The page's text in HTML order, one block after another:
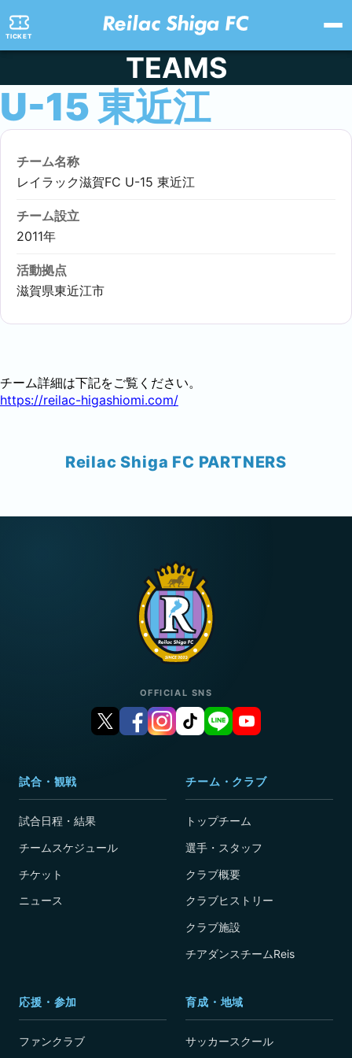
TICKET
TEAMS
U-15 東近江
チーム名称
レイラック滋賀FC U-15 東近江
チーム設立
2011年
活動拠点
滋賀県東近江市
チーム詳細は下記をご覧ください。
https://reilac-higashiomi.com/
Reilac Shiga FC PARTNERS
OFFICIAL SNS
試合・観戦
試合日程・結果
チームスケジュール
チケット
ニュース
チーム・クラブ
トップチーム
選手・スタッフ
クラブ概要
クラブヒストリー
クラブ施設
チアダンスチームReis
応援・参加
ファンクラブ
育成・地域
サッカースクール